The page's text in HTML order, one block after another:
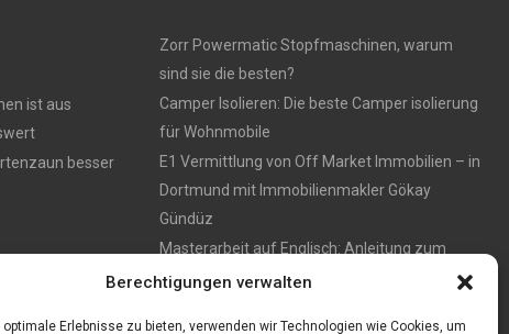
Berechtigungen verwalten
optimale Erlebnisse zu bieten, verwenden wir Technologien wie Cookies, um
ist aus
besser
Zorr Powermatic Stopfmaschinen, warum
sind sie die besten?
Camper Isolieren: Die beste Camper isolierung
für Wohnmobile
E1 Vermittlung von Off Market Immobilien – in
Dortmund mit Immobilienmakler Gökay
Gündüz
Masterarbeit auf Englisch: Anleitung zum
Verfassen